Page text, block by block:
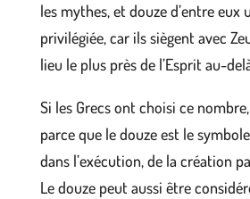
les mythes, et douze d’entre eux
privilégiée, car ils siègent avec
lieu le plus près de l’Esprit au-
Si les Grecs ont choisi ce
parce que le douze est le
dans l’exécution, de la création
Le douze peut aussi être